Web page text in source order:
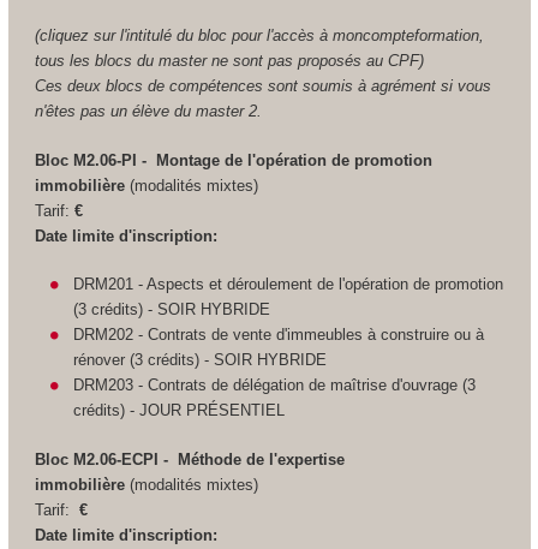
(cliquez sur l'intitulé du bloc pour l'accès à moncompteformation,
tous les blocs du master ne sont pas proposés au CPF)
Ces deux blocs de compétences sont soumis à agrément si vous
n'êtes pas un élève du master 2.
Bloc M2.06-PI - Montage de l'opération de promotion
immobilière (modalités mixtes)
Tarif: €
Date limite d'inscription:
DRM201 - Aspects et déroulement de l'opération de promotion
(3 crédits) - SOIR HYBRIDE
DRM202 - Contrats de vente d'immeubles à construire ou à
rénover (3 crédits) - SOIR HYBRIDE
DRM203 - Contrats de délégation de maîtrise d'ouvrage (3
crédits) - JOUR PRÉSENTIEL
Bloc M2.06-ECPI - Méthode de l'expertise
immobilière (modalités mixtes)
Tarif: €
Date limite d'inscription: